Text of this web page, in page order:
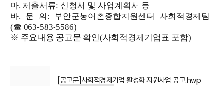
마. 제출서류: 신청서 및 사업계획서 등
바. 문 의 : 부안군농어촌종합지원센터 사회적경제팀
(☎ 063-583-5586)
※ 주요내용 공고문 확인(사회적경제기업표 포함)
[공고문]사회적경제기업 활성화 지원사업 공고.hwp